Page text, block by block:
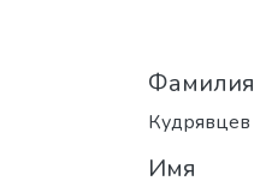
Фамилия
Кудрявцев
Имя